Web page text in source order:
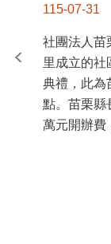
115-07-31
社團法人苗
里成立的社
典禮，此為
點。苗栗縣
萬元開辦費